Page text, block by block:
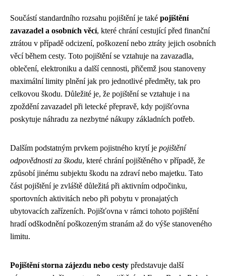
Součástí standardního rozsahu pojištění je také pojištění
zavazadel a osobních věcí, které chrání cestující před finanční
ztrátou v případě odcizení, poškození nebo ztráty jejich osobních
věcí během cesty. Toto pojištění se vztahuje na zavazadla,
oblečení, elektroniku a další cennosti, přičemž jsou stanoveny
maximální limity plnění jak pro jednotlivé předměty, tak pro
celkovou škodu. Důležité je, že pojištění se vztahuje i na
zpoždění zavazadel při letecké přepravě, kdy pojišťovna
poskytuje náhradu za nezbytné nákupy základních potřeb.
Dalším podstatným prvkem pojistného krytí je pojištění
odpovědnosti za škodu, které chrání pojištěného v případě, že
způsobí jinému subjektu škodu na zdraví nebo majetku. Tato
část pojištění je zvláště důležitá při aktivním odpočinku,
sportovních aktivitách nebo při pobytu v pronajatých
ubytovacích zařízeních. Pojišťovna v rámci tohoto pojištění
hradí odškodnění poškozeným stranám až do výše stanoveného
limitu.
Pojištění storna zájezdu nebo cesty představuje další